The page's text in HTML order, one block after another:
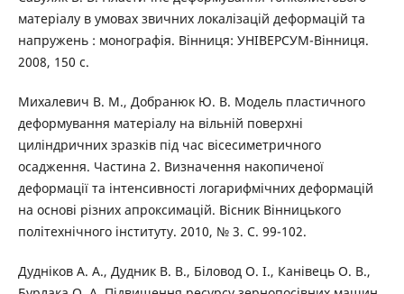
матеріалу в умовах звичних локалізацій деформацій та
напружень : монографія. Вінниця: УНІВЕРСУМ-Вінниця.
2008, 150 c.
Михалевич В. М., Добранюк Ю. В. Модель пластичного
деформування матеріалу на вільній поверхні
циліндричних зразків під час вісесиметричного
осадження. Частина 2. Визначення накопиченої
деформації та інтенсивності логарифмічних деформацій
на основі різних апроксимацій. Вісник Вінницького
політехнічного інституту. 2010, № 3. С. 99-102.
Дудніков А. А., Дудник В. В., Біловод О. І., Канівець О. В.,